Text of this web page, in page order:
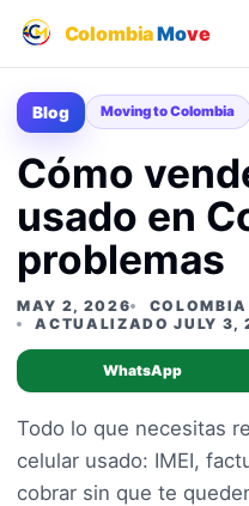
ColombiaMove
Blog Moving to Colombia
Cómo
usado en
problemas
MAY 2, 2026 COLOMBIA
ACTUALIZADO JULY 3,
WhatsApp
Todo lo que necesitas
celular usado: IMEI,
cobrar sin que te